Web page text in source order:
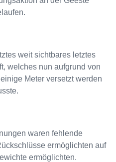
weit sichtbares letztes
welches nun aufgrund von
Meter versetzt werden
waren fehlende
ermöglichten auf
ermöglichten.